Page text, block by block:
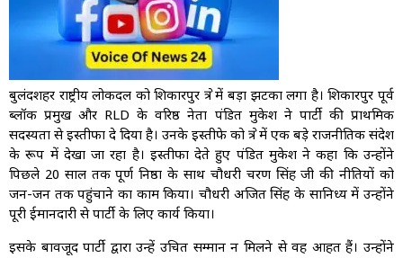
बुलंदशहर राष्ट्रीय लोकदल को शिकारपुर क्षेत्र में बड़ा झटका लगा है। शिकारपुर पूर्व
ब्लॉक प्रमुख और RLD के वरिष्ठ नेता पंडित मुकेश ने पार्टी की प्राथमिक
सदस्यता से इस्तीफा दे दिया है। उनके इस्तीफे को क्षेत्र में एक बड़े राजनीतिक संदेश
के रूप में देखा जा रहा है। इस्तीफा देते हुए पंडित मुकेश ने कहा कि उन्होंने
पिछले 20 साल तक पूर्ण निष्ठा के साथ चौधरी चरण सिंह जी की नीतियों को
जन-जन तक पहुंचाने का काम किया। चौधरी अजित सिंह के सानिध्य में उन्होंने
पूरी ईमानदारी से पार्टी के लिए कार्य किया।
इसके बावजूद पार्टी द्वारा उन्हें उचित सम्मान न मिलने से वह आहत हैं। उन्होंने